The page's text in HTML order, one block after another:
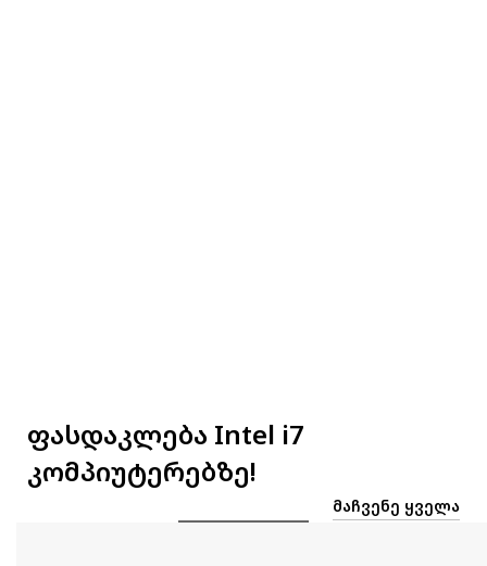
ფასდაკლება Intel i7
კომპიუტერებზე!
ᲛᲐᲩᲕᲔᲜᲔ ᲧᲕᲔᲚᲐ